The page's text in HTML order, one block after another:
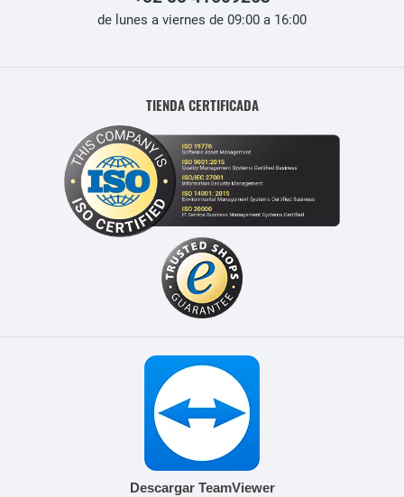
de lunes a viernes de 09:00 a 16:00
TIENDA CERTIFICADA
Descargar TeamViewer